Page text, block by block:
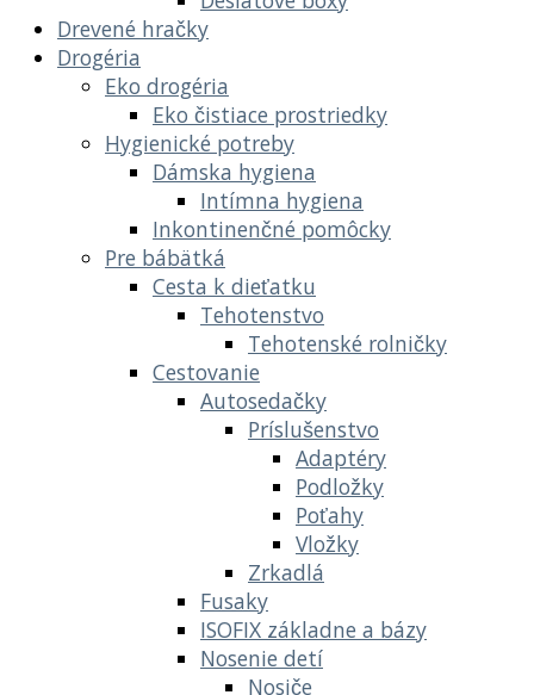
Drevené hračky
Drogéria
Eko drogéria
Eko čistiace prostriedky
Hygienické potreby
Dámska hygiena
Intímna hygiena
Inkontinenčné pomôcky
Pre bábätká
Cesta k dieťatku
Tehotenstvo
Tehotenské rolničky
Cestovanie
Autosedačky
Príslušenstvo
Adaptéry
Podložky
Poťahy
Vložky
Zrkadlá
Fusaky
ISOFIX základne a bázy
Nosenie detí
Nosiče